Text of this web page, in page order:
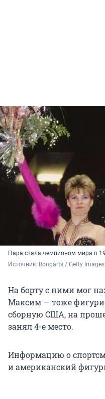
Пара стала чемпионом мира в
Источник: Bongarts / Getty Images
На борту с ними мог
Максим — тоже
сборную США, на
занял 4-е место.
Информацию о
и американский